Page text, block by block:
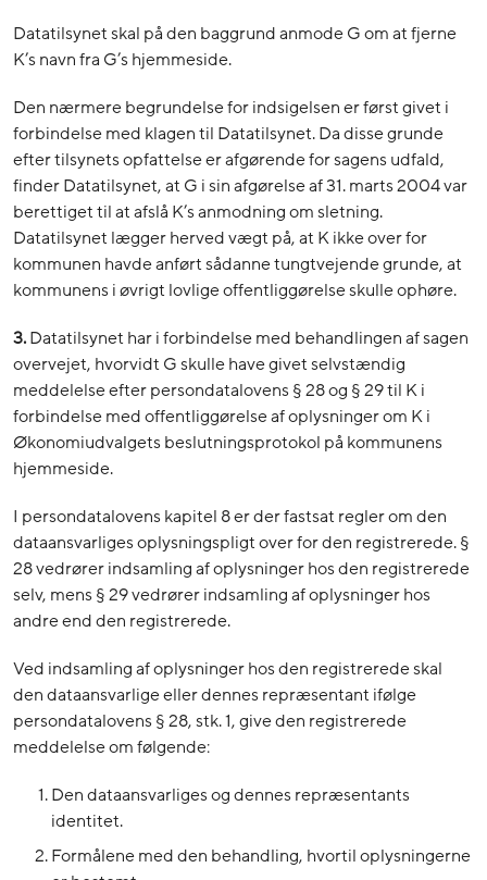
Datatilsynet skal på den baggrund anmode G om at fjerne
K’s navn fra G’s hjemmeside.
Den nærmere begrundelse for indsigelsen er først givet i
forbindelse med klagen til Datatilsynet. Da disse grunde
efter tilsynets opfattelse er afgørende for sagens udfald,
finder Datatilsynet, at G i sin afgørelse af 31. marts 2004 var
berettiget til at afslå K’s anmodning om sletning.
Datatilsynet lægger herved vægt på, at K ikke over for
kommunen havde anført sådanne tungtvejende grunde, at
kommunens i øvrigt lovlige offentliggørelse skulle ophøre.
3.Datatilsynet har i forbindelse med behandlingen af sagen
overvejet, hvorvidt G skulle have givet selvstændig
meddelelse efter persondatalovens § 28 og § 29 til K i
forbindelse med offentliggørelse af oplysninger om K i
Økonomiudvalgets beslutningsprotokol på kommunens
hjemmeside.
I persondatalovens kapitel 8 er der fastsat regler om den
dataansvarliges oplysningspligt over for den registrerede. §
28 vedrører indsamling af oplysninger hos den registrerede
selv, mens § 29 vedrører indsamling af oplysninger hos
andre end den registrerede.
Ved indsamling af oplysninger hos den registrerede skal
den dataansvarlige eller dennes repræsentant ifølge
persondatalovens § 28, stk. 1, give den registrerede
meddelelse om følgende:
Den dataansvarliges og dennes repræsentants
identitet.
Formålene med den behandling, hvortil oplysningerne